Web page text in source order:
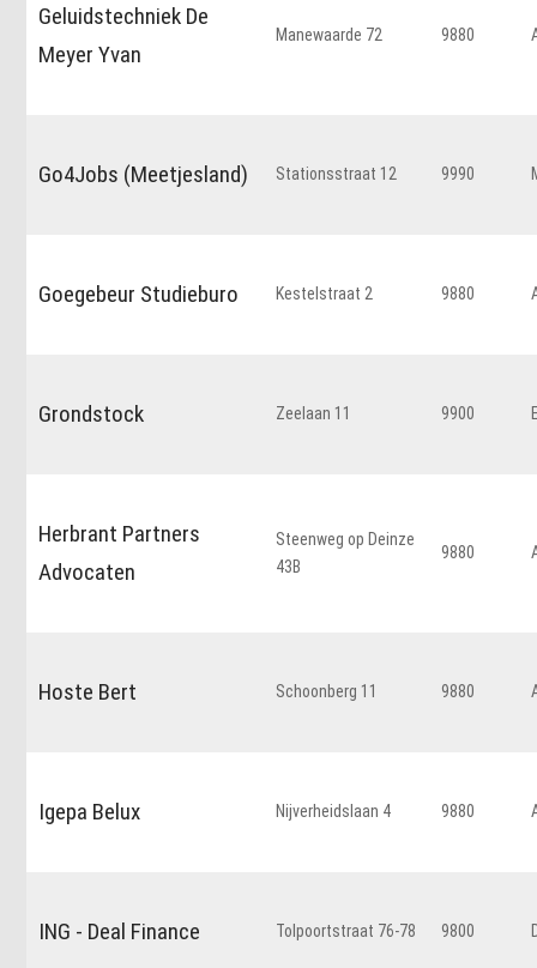
Geluidstechniek De
Meyer Yvan
Manewaarde 72 9880
Go4Jobs (Meetjesland) Stationsstraat 12 9990
Goegebeur Studieburo Kestelstraat 2 9880
Grondstock Zeelaan 11 9900
Herbrant Partners
Advocaten
Steenweg op Deinze
43B
9880
Hoste Bert Schoonberg 11 9880
Igepa Belux Nijverheidslaan 4 9880
ING - Deal Finance Tolpoortstraat 76-78 9800